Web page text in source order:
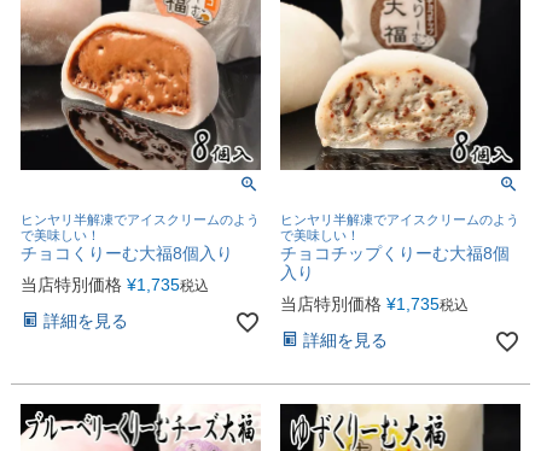
ヒンヤリ半解凍でアイスクリームのよう
で美味しい！
チョコくりーむ大福8個入り
当店特別価格 ¥1,735税込
詳細を見る
ヒンヤリ半解凍でアイスクリームのよう
で美味しい！
チョコチップくりーむ大福8個
入り
当店特別価格 ¥1,735税込
詳細を見る